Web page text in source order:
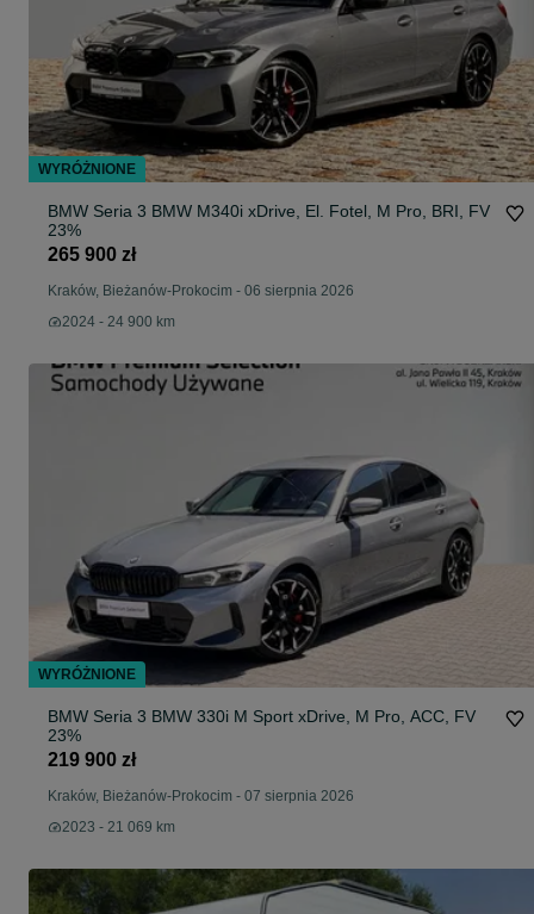
BMW Seria 3 BMW M340i xDrive, El. Fotel, M Pro, BRI, FV
23%
265 900 zł
Kraków, Bieżanów-Prokocim - 06 sierpnia 2026
2024 - 24 900 km
BMW Seria 3 BMW 330i M Sport xDrive, M Pro, ACC, FV
23%
219 900 zł
Kraków, Bieżanów-Prokocim - 07 sierpnia 2026
2023 - 21 069 km
WYRÓŻNIONE
WYRÓŻNIONE